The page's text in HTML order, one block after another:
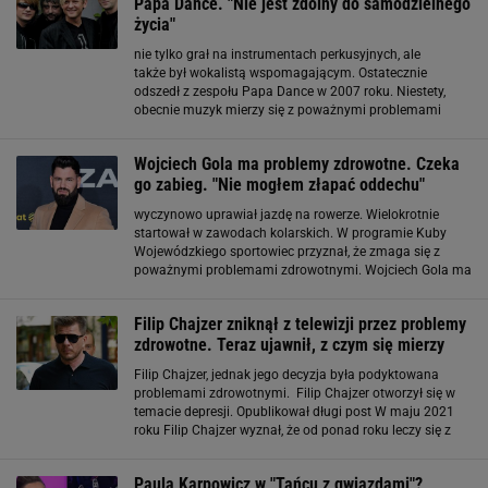
życia"
nie tylko grał na instrumentach perkusyjnych, ale
także był wokalistą wspomagającym. Ostatecznie
odszedł z zespołu Papa Dance w 2007 roku. Niestety,
obecnie muzyk mierzy się z poważnymi problemami
Tadeusz
Wojciech Gola ma problemy zdrowotne. Czeka
go zabieg. "Nie mogłem złapać oddechu"
wyczynowo uprawiał jazdę na rowerze. Wielokrotnie
startował w zawodach kolarskich. W programie Kuby
Wojewódzkiego sportowiec przyznał, że zmaga się z
poważnymi problemami zdrowotnymi. Wojciech Gola ma
Filip Chajzer zniknął z telewizji przez problemy
zdrowotne. Teraz ujawnił, z czym się mierzy
Filip Chajzer, jednak jego decyzja była podyktowana
problemami zdrowotnymi. Filip Chajzer otworzył się w
temacie depresji. Opublikował długi post W maju 2021
roku Filip Chajzer wyznał, że od ponad roku leczy się z
Paula Karpowicz w "Tańcu z gwiazdami"?